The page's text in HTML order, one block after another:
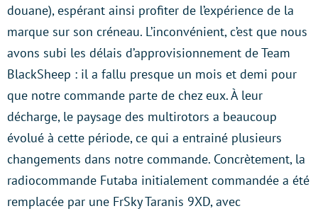
douane), espérant ainsi profiter de l’expérience de la
marque sur son créneau. L’inconvénient, c’est que nous
avons subi les délais d’approvisionnement de Team
BlackSheep : il a fallu presque un mois et demi pour
que notre commande parte de chez eux. À leur
décharge, le paysage des multirotors a beaucoup
évolué à cette période, ce qui a entrainé plusieurs
changements dans notre commande. Concrètement, la
radiocommande Futaba initialement commandée a été
remplacée par une FrSky Taranis 9XD, avec